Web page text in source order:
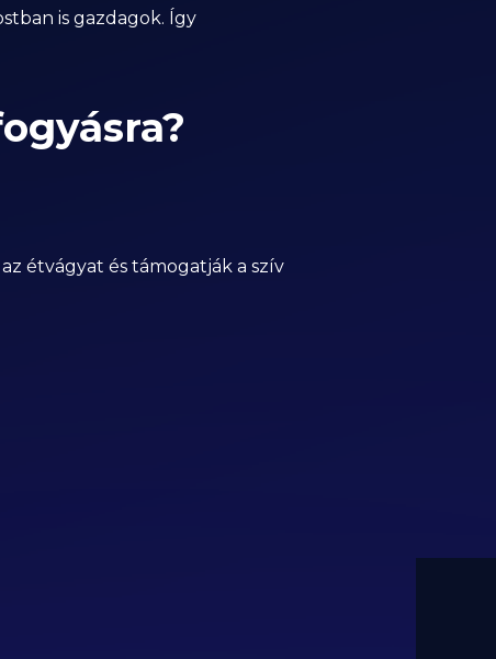
is gazdagok. Így
étvágyat és támogatják a szív